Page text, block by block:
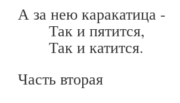
А за нею каракатица -
Так и пятится,
Так и катится.
Часть вторая